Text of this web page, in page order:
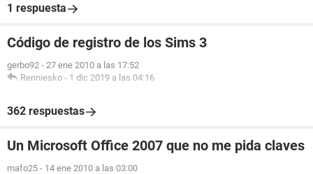
1 respuesta
Código de registro de los Sims 3
gerbo92 - 27 ene 2010 a las 17:52
Renniesko - 1 dic 2019 a las 04:16
362 respuestas
Un Microsoft Office 2007 que no me pida claves
mafo25 - 14 ene 2010 a las 03:00